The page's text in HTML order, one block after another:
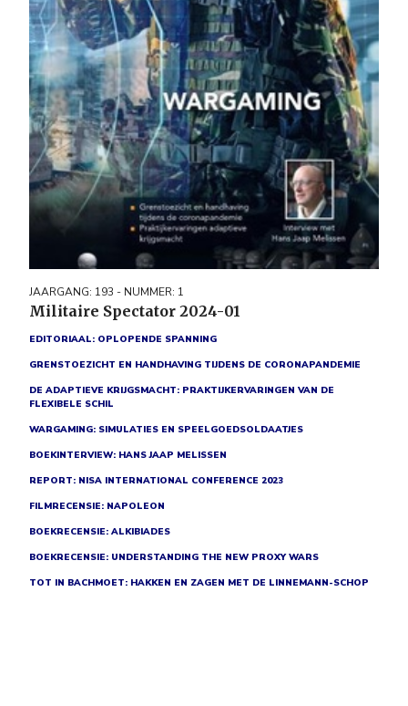
JAARGANG: 193 - NUMMER: 1
Militaire Spectator 2024-01
EDITORIAAL: OPLOPENDE SPANNING
GRENSTOEZICHT EN HANDHAVING TIJDENS DE CORONAPANDEMIE
DE ADAPTIEVE KRIJGSMACHT: PRAKTIJKERVARINGEN VAN DE
FLEXIBELE SCHIL
WARGAMING: SIMULATIES EN SPEELGOEDSOLDAATJES
BOEKINTERVIEW: HANS JAAP MELISSEN
REPORT: NISA INTERNATIONAL CONFERENCE 2023
FILMRECENSIE: NAPOLEON
BOEKRECENSIE: ALKIBIADES
BOEKRECENSIE: UNDERSTANDING THE NEW PROXY WARS
TOT IN BACHMOET: HAKKEN EN ZAGEN MET DE LINNEMANN-SCHOP